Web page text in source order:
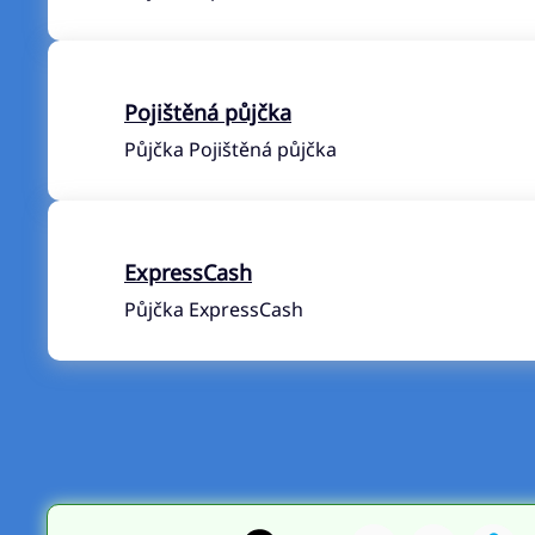
Pojištěná půjčka
Půjčka Pojištěná půjčka
ExpressCash
Půjčka ExpressCash